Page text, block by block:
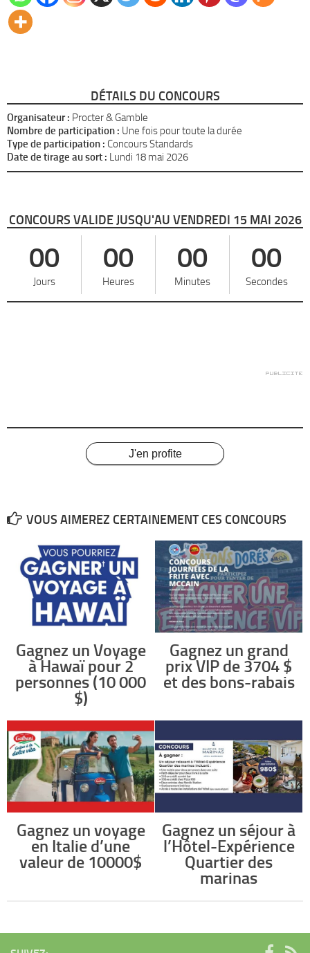
DÉTAILS DU CONCOURS
Organisateur : Procter & Gamble
Nombre de participation : Une fois pour toute la durée
Type de participation : Concours Standards
Date de tirage au sort : Lundi 18 mai 2026
CONCOURS VALIDE JUSQU'AU VENDREDI 15 MAI 2026
00
Jours
00
Heures
00
Minutes
00
Secondes
J'en profite
VOUS AIMEREZ CERTAINEMENT CES CONCOURS
Gagnez un Voyage
à Hawaï pour 2
personnes (10 000
$)
Gagnez un grand
prix VIP de 3704 $
et des bons-rabais
Gagnez un voyage
en Italie d’une
valeur de 10000$
Gagnez un séjour à
l’Hôtel-Expérience
Quartier des
marinas